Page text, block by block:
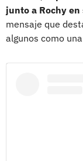
junto a Rochy en
mensaje que
algunos como